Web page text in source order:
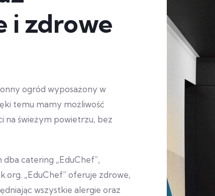
i zdrowe
ogród wyposażony w
temu mamy możliwość
na świeżym powietrzu, bez
catering „EduChef”,
„EduChef” oferuje zdrowe,
wszystkie alergie oraz